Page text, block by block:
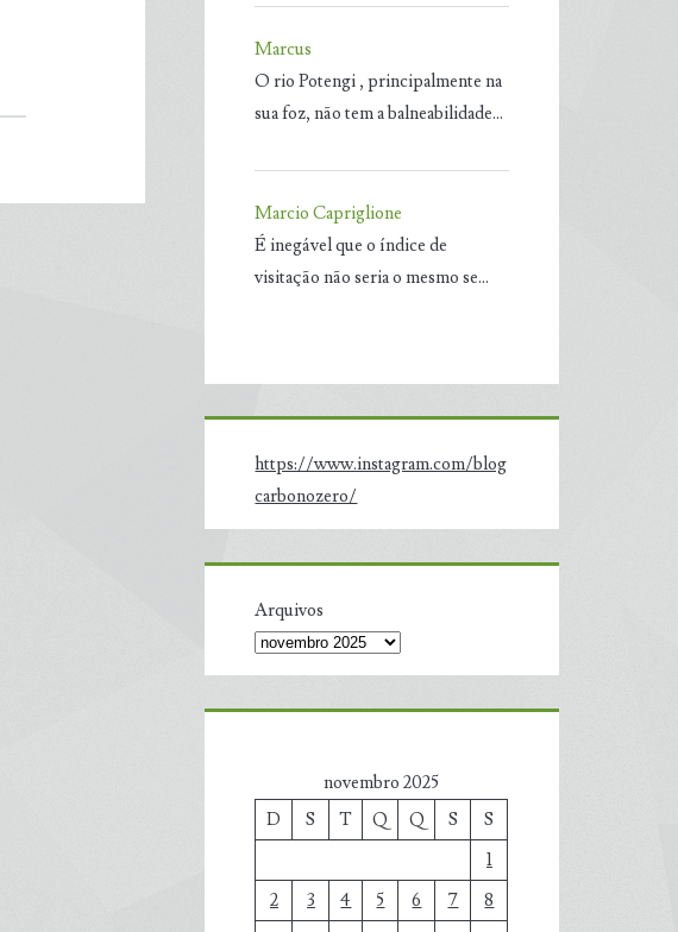
Marcus
O rio Potengi , principalmente na
sua foz, não tem a balneabilidade…
Marcio Capriglione
É inegável que o índice de
visitação não seria o mesmo se…
https://www.instagram.com/blog
carbonozero/
Arquivos
novembro 2025
D
S T Q Q S
S
1
2
3 4 5 6 7
8